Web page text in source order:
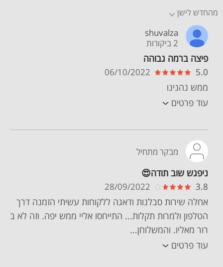
מהחדש לישן
shuvalza
2 ביקורות
פיצה ברמה גבוהה
5.0
06/10/2022
ממש נהנינו
עוד פרטים
מבקר מתחיל
ניפגש שוב תודה😍
3.8
28/09/2022
אחלה שירות סבלנות ודאגה ללקוחות עשיתי הזמנה דרך
הטלפון ולמרות תקלות... התייחסו אליי ממש יפה. וזה לא ב
רור מאליו. והמשלוחן...
עוד פרטים